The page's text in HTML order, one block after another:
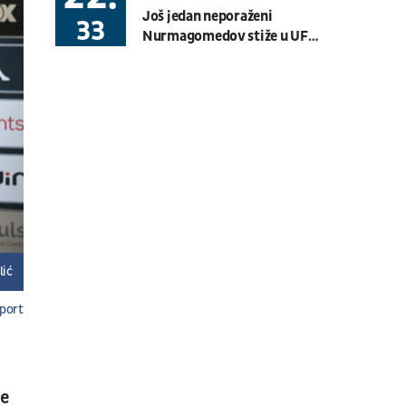
BG U23 League
33
Još jedan neporaženi
Nurmagomedov stiže u UFC: